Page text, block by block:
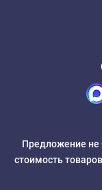
Предложение не
стоимость